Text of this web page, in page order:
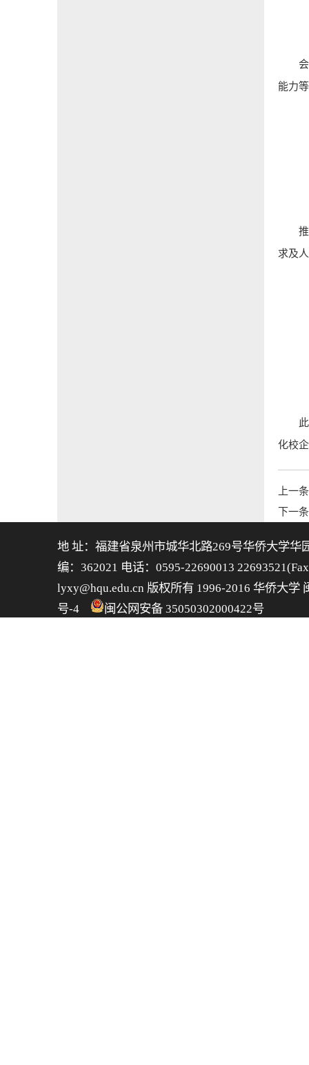
能力
求及
化校
上一
下一
地 址：福建省泉州市城华北路269号华侨大学华
编：362021 电话：0595-22690013
lyxy@hqu.edu.cn 版权所有 1996-2016 华侨大学
号-4
闽公网安备 35050302000422号